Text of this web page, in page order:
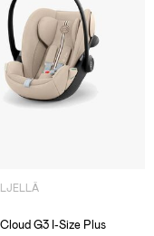
G3 I-Size Plus